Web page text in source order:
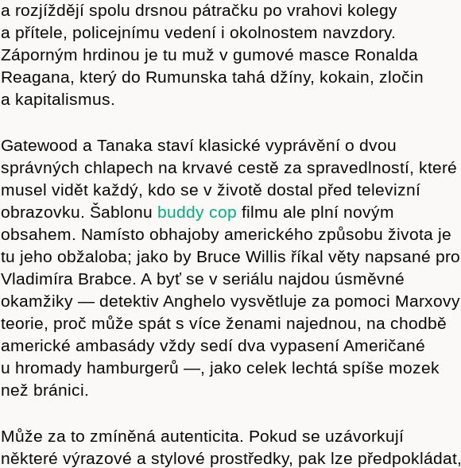
a rozjíždějí spolu drsnou pátračku po vrahovi kolegy
a přítele, policejnímu vedení i okolnostem navzdory.
Záporným hrdinou je tu muž v gumové masce Ronalda
Reagana, který do Rumunska tahá džíny, kokain, zločin
a kapitalismus.
Gatewood a Tanaka staví klasické vyprávění o dvou
správných chlapech na krvavé cestě za spravedlností, které
musel vidět každý, kdo se v životě dostal před televizní
obrazovku. Šablonu buddy cop filmu ale plní novým
obsahem. Namísto obhajoby amerického způsobu života je
tu jeho obžaloba; jako by Bruce Willis říkal věty napsané pro
Vladimíra Brabce. A byť se v seriálu najdou úsměvné
okamžiky — detektiv Anghelo vysvětluje za pomoci Marxovy
teorie, proč může spát s více ženami najednou, na chodbě
americké ambasády vždy sedí dva vypasení Američané
u hromady hamburgerů —, jako celek lechtá spíše mozek
než bránici.
Může za to zmíněná autenticita. Pokud se uzávorkují
některé výrazové a stylové prostředky, pak lze předpokládat,